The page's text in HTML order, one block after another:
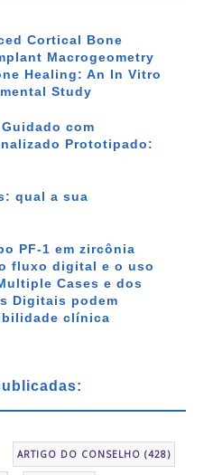
Cortical Bone
Macrogeometry
Healing: An In Vitro
Study
com
Prototipado:
qual a sua
PF-1 em zircônia
fluxo digital e o uso
Cases e dos
Digitais podem
clínica
ARTIGO DO CONSELHO (428)